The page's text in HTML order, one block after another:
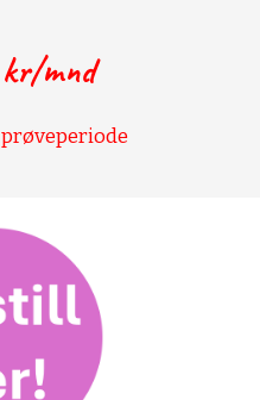
kr/mnd
prøveperiode